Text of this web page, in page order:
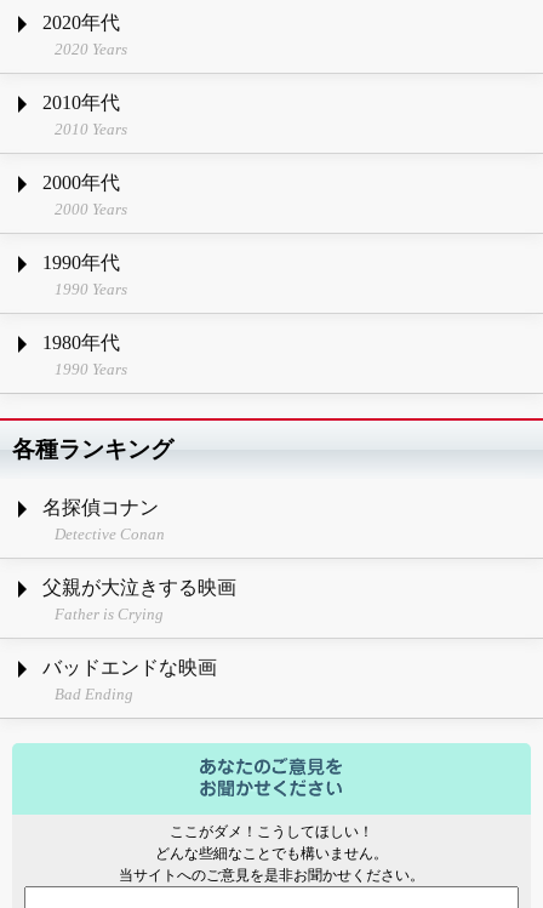
2020年代
2020 Years
2010年代
2010 Years
2000年代
2000 Years
1990年代
1990 Years
1980年代
1990 Years
各種ランキング
名探偵コナン
Detective Conan
父親が大泣きする映画
Father is Crying
バッドエンドな映画
Bad Ending
ここがダメ！こうしてほしい！
どんな些細なことでも構いません。
当サイトへのご意見を是非お聞かせください。